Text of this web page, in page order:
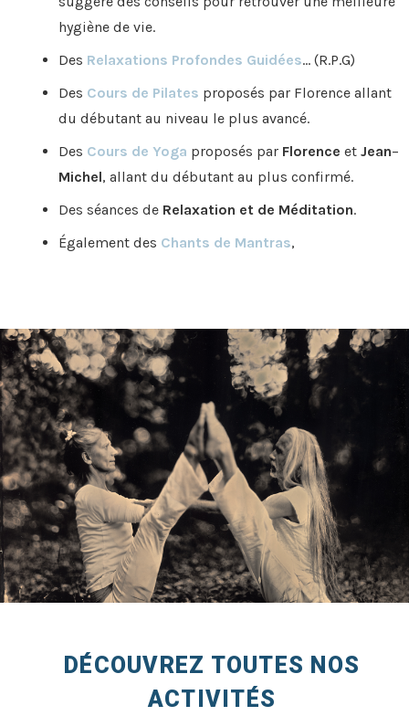
hygiène de vie.
Des Relaxations Profondes Guidées… (R.P.G)
Des Cours de Pilates proposés par Florence allant
du débutant au niveau le plus avancé.
Des Cours de Yoga proposés par Florence et Jean–
Michel, allant du débutant au plus confirmé.
Des séances de Relaxation et de Méditation.
Également des Chants de Mantras,
DÉCOUVREZ TOUTES NOS
ACTIVITÉS